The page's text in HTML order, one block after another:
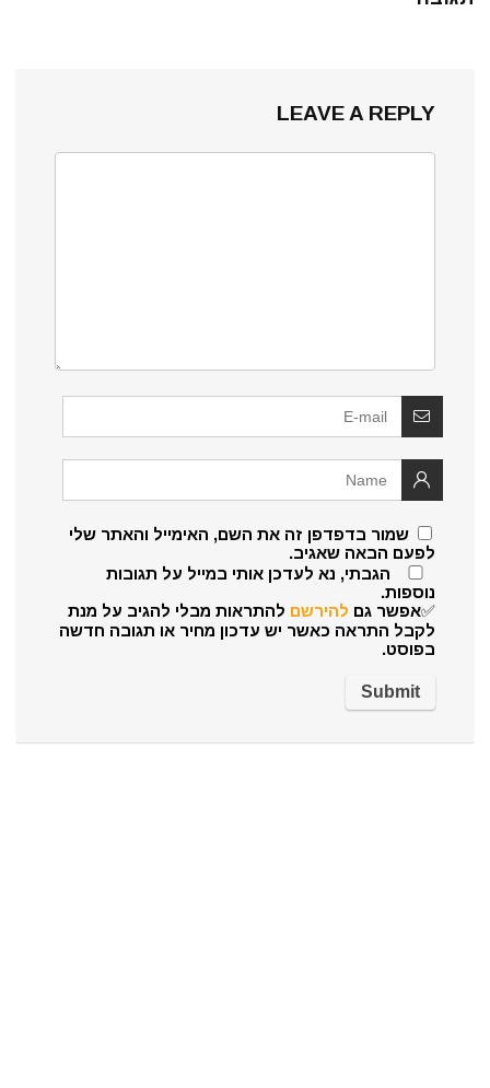
LEAVE A REPLY
שמור בדפדפן זה את השם, האימייל והאתר שלי
לפעם הבאה שאגיב.
הגבתי, נא לעדכן אותי במייל על תגובות
נוספות.
✅אפשר גם להירשם להתראות מבלי להגיב על מנת
לקבל התראה כאשר יש עדכון מחיר או תגובה חדשה
בפוסט.